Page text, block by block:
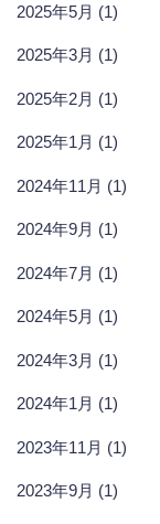
2025年5月 (1)
2025年3月 (1)
2025年2月 (1)
2025年1月 (1)
2024年11月 (1)
2024年9月 (1)
2024年7月 (1)
2024年5月 (1)
2024年3月 (1)
2024年1月 (1)
2023年11月 (1)
2023年9月 (1)